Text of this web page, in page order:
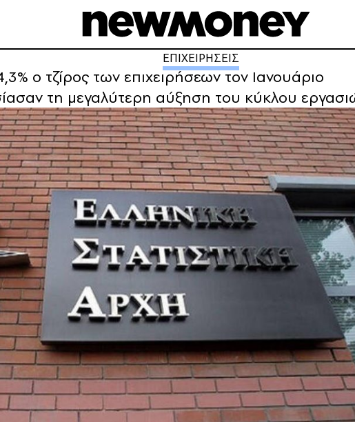
ΕΠΙΧΕΙΡΗΣΕΙΣ
ο τζίρος των επιχειρήσεων τον Ιανουάριο
τη μεγαλύτερη αύξηση του κύκλου